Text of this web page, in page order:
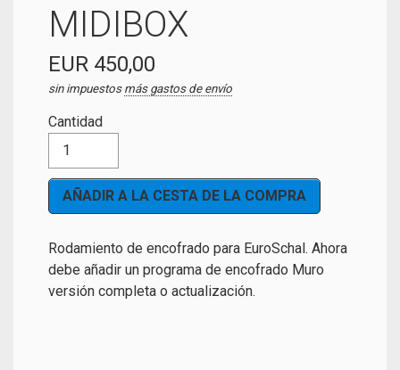
MIDIBOX
EUR 450,00
sin impuestos más gastos de envío
Cantidad
Rodamiento de encofrado para EuroSchal. Ahora
debe añadir un programa de encofrado Muro
versión completa o actualización.